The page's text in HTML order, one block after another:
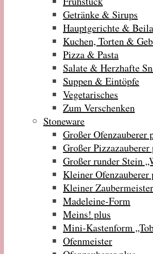
Getränke & Sirups
Hauptgerichte &
Kuchen, Torten &
Pizza & Pasta
Salate & Herzhafte
Suppen & Eintöpfe
Vegetarisches
Zum Verschenken
Stoneware
Großer Ofenzauberer
Großer Pizzazauberer
Großer runder Stein
Kleiner Ofenzauberer
Kleiner
Madeleine-Form
Meins! plus
Mini-Kastenform
Ofenmeister